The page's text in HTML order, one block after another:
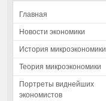
Главная
Новости экономики
История микроэкономики
Теория микроэкономики
Портреты виднейших
экономистов